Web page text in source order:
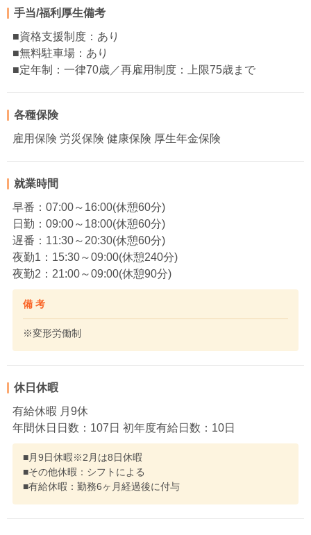
手当/福利厚生備考
■資格支援制度：あり
■無料駐車場：あり
■定年制：一律70歳／再雇用制度：上限75歳まで
各種保険
雇用保険 労災保険 健康保険 厚生年金保険
就業時間
早番：07:00～16:00(休憩60分)
日勤：09:00～18:00(休憩60分)
遅番：11:30～20:30(休憩60分)
夜勤1：15:30～09:00(休憩240分)
夜勤2：21:00～09:00(休憩90分)
備 考
※変形労働制
休日休暇
有給休暇 月9休
年間休日日数：107日 初年度有給日数：10日
■月9日休暇※2月は8日休暇
■その他休暇：シフトによる
■有給休暇：勤務6ヶ月経過後に付与